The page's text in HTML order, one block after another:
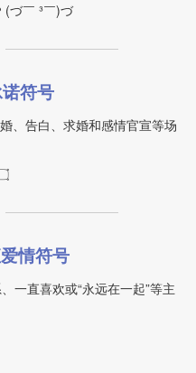
づ￣ ³￣)づ
符号
、告白、求婚和感情官宣等场
情符号
一直喜欢或“永远在一起”等主